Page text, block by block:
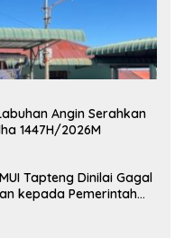
Angin Serahkan
1447H/2026M
Tapteng Dinilai Gagal
kepada Pemerintah